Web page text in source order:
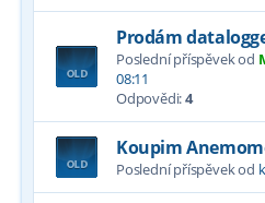
Prodám
Poslední příspěvek od
08:11
Odpovědi:4
Koupim
Poslední příspěvek od